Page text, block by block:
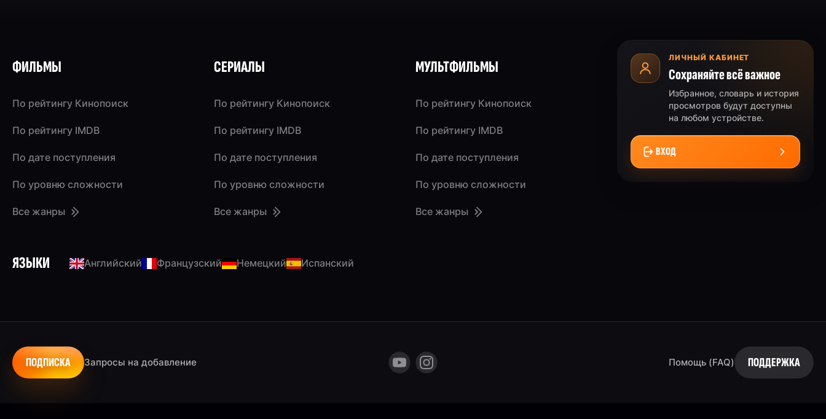
ЯЗЫКИ Английский Французский Немецкий Испанский
ФИЛЬМЫ
По рейтингу Кинопоиск
По рейтингу IMDB
По дате поступления
По уровню сложности
Все жанры
СЕРИАЛЫ
По рейтингу Кинопоиск
По рейтингу IMDB
По дате поступления
По уровню сложности
Все жанры
МУЛЬТФИЛЬМЫ
По рейтингу Кинопоиск
По рейтингу IMDB
По дате поступления
По уровню сложности
Все жанры
ЛИЧНЫЙ КАБИНЕТ
Сохраняйте всё важное
Избранное, словарь и история
просмотров будут доступны
на любом устройстве.
ВХОД
Запросы на добавление
ПОДПИСКА Помощь (FAQ) ПОДДЕРЖКА